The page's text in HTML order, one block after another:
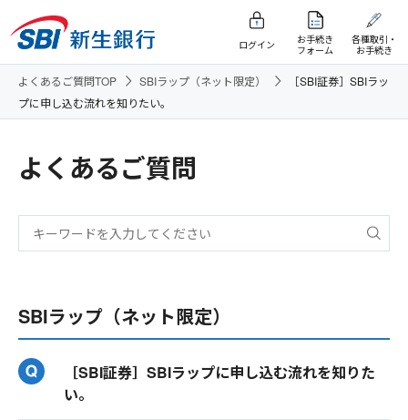
ログイン
お手続き
フォーム
各種取引・
お手続き
よくあるご質問TOP SBIラップ（ネット限定）
［SBI証券］SBIラッ
プに申し込む流れを知りたい。
よくあるご質問
SBIラップ（ネット限定）
［SBI証券］SBIラップに申し込む流れを知りた
い。